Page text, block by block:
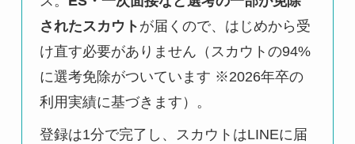
されたスカウト が届くので、はじめから受
け直す必要がありません（スカウトの94%
に選考免除がついています ※2026年卒の
利用実績に基づきます）。
登録は1分で完了し、スカウトはLINEに届